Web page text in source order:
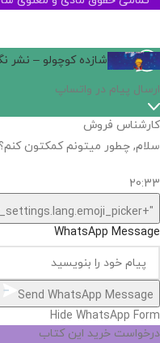
شازده کوچولو – نشر
ارسال پیام در واتساپ
کارشناس فروش
سلام, چطور میتونم کمکتون کنم؟
20:33
"+chaty_settings.lang.emoji_picker+"
WhatsApp Message
Send WhatsApp Message
Hide WhatsApp Form
درخواست خرید این کتاب